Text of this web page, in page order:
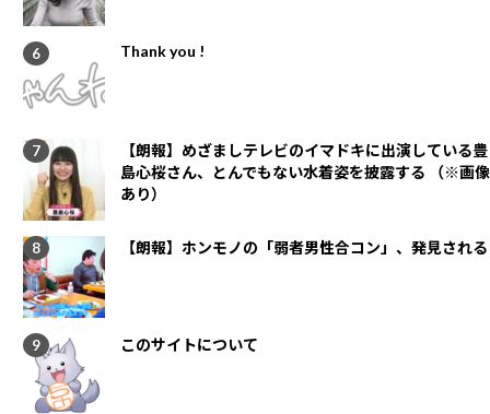
Thank you !
【朗報】めざましテレビのイマドキに出演している豊
島心桜さん、とんでもない水着姿を披露する （※画像
あり）
【朗報】ホンモノの「弱者男性合コン」、発見される
このサイトについて